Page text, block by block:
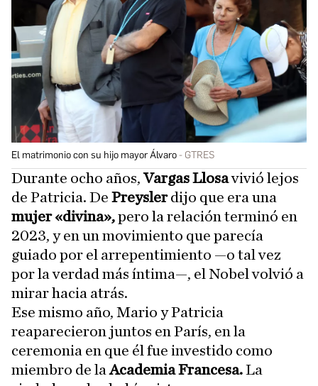
El matrimonio con su hijo mayor Álvaro GTRES
Durante ocho años,Vargas Llosavivió lejos
de Patricia. De Preyslerdijo que era una
mujer «divina»,pero la relación terminó en
2023, y en un movimiento que parecía
guiado por el arrepentimiento —o tal vez
por la verdad más íntima—, el Nobel volvió a
mirar hacia atrás.
Ese mismo año, Mario y Patricia
reaparecieron juntos en París, en la
ceremonia en que él fue investido como
miembro de laAcademia Francesa.La